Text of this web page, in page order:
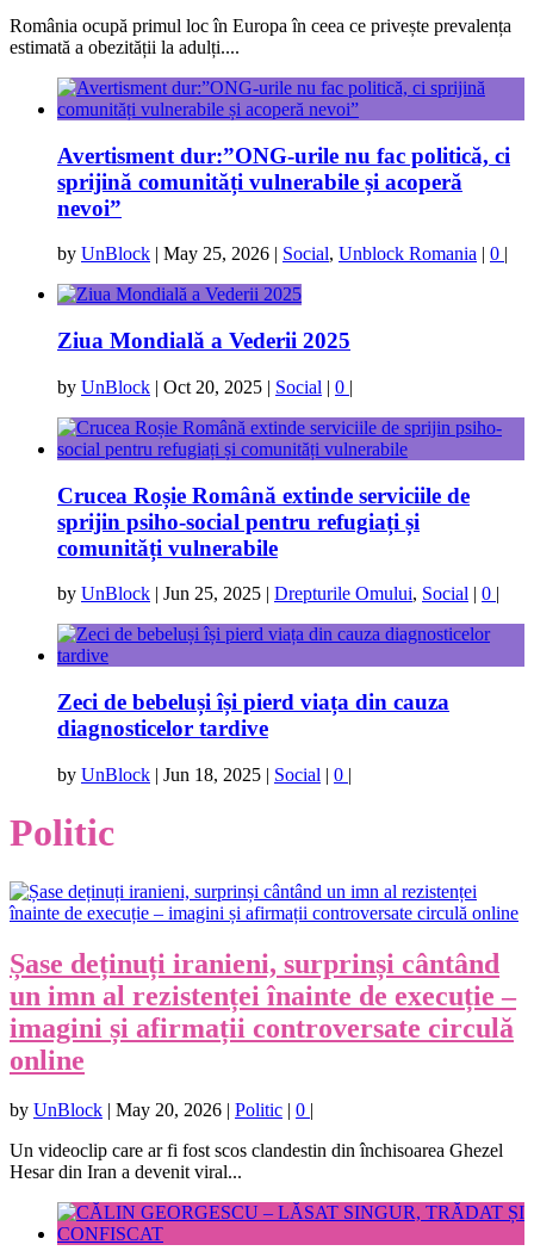
România ocupă primul loc în Europa în ceea ce privește prevalența
estimată a obezității la adulți....
Avertisment dur:”ONG-urile nu fac politică, ci
sprijină comunități vulnerabile și acoperă
nevoi”
by UnBlock May 25, 2026 Social, Unblock Romania 0
Ziua Mondială a Vederii 2025
by UnBlock | Oct 20, 2025 | Social | 0 |
Crucea Roșie Română extinde serviciile de
sprijin psiho-social pentru refugiați și
comunități vulnerabile
by UnBlock | Jun 25, 2025 | Drepturile Omului, Social | 0 |
Zeci de bebeluși își pierd viața din cauza
diagnosticelor tardive
by UnBlock | Jun 18, 2025 | Social | 0 |
Politic
Șase deținuți iranieni, surprinși cântând
un imn al rezistenței înainte de execuție –
imagini și afirmații controversate circulă
online
by UnBlock May 20, 2026 Politic 0
Un videoclip care ar fi fost scos clandestin din închisoarea Ghezel
Hesar din Iran a devenit viral...